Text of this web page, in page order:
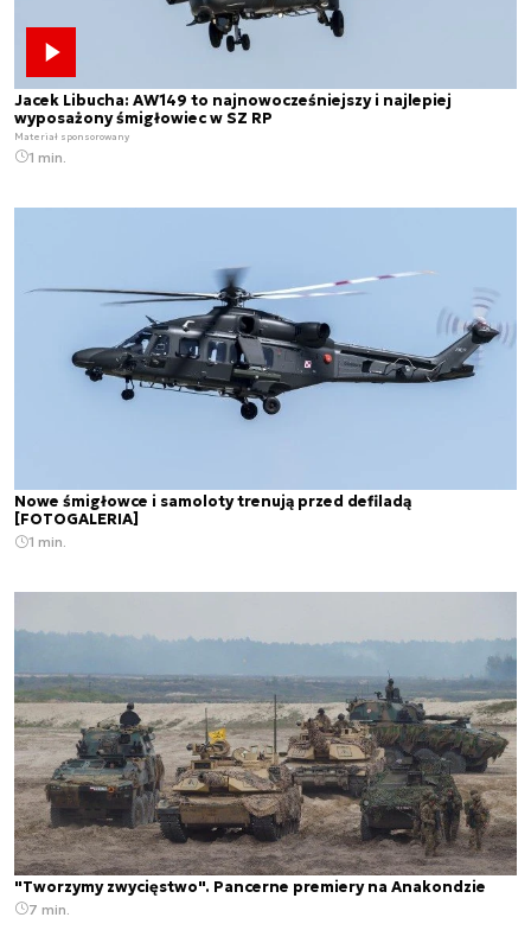
Jacek Libucha: AW149 to najnowocześniejszy i najlepiej
wyposażony śmigłowiec w SZ RP
Materiał sponsorowany
1 min.
Nowe śmigłowce i samoloty trenują przed defiladą
[FOTOGALERIA]
1 min.
"Tworzymy zwycięstwo". Pancerne premiery na Anakondzie
7 min.